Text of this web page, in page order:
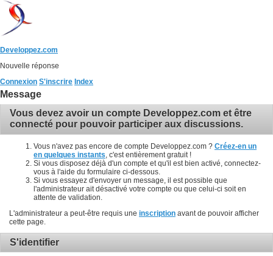
Developpez.com
Nouvelle réponse
Connexion S'inscrire Index
Message
Vous devez avoir un compte Developpez.com et être
connecté pour pouvoir participer aux discussions.
Vous n'avez pas encore de compte Developpez.com ? Créez-en un
en quelques instants , c'est entièrement gratuit !
Si vous disposez déjà d'un compte et qu'il est bien activé, connectez-
vous à l'aide du formulaire ci-dessous.
Si vous essayez d'envoyer un message, il est possible que
l'administrateur ait désactivé votre compte ou que celui-ci soit en
attente de validation.
L'administrateur a peut-être requis une inscription avant de pouvoir afficher
cette page.
S'identifier